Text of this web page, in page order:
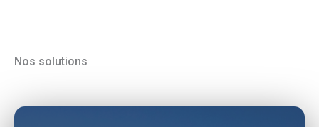
Nos solutions